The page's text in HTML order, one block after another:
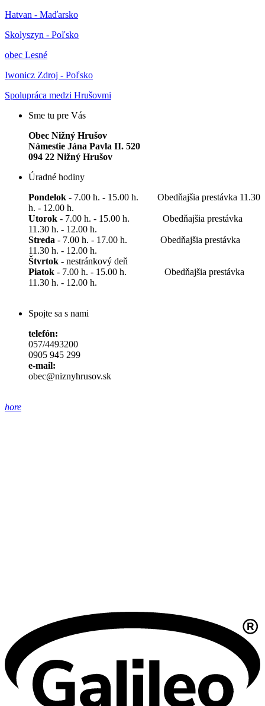
Hatvan - Maďarsko
Skolyszyn - Poľsko
obec Lesné
Iwonicz Zdroj - Poľsko
Spolupráca medzi Hrušovmi
Sme tu pre Vás
Obec Nižný Hrušov
Námestie Jána Pavla II. 520
094 22 Nižný Hrušov
Úradné hodiny
Pondelok - 7.00 h. - 15.00 h. Obedňajšia prestávka 11.30
h. - 12.00 h.
Utorok - 7.00 h. - 15.00 h. Obedňajšia prestávka
11.30 h. - 12.00 h.
Streda - 7.00 h. - 17.00 h. Obedňajšia prestávka
11.30 h. - 12.00 h.
Štvrtok - nestránkový deň
Piatok - 7.00 h. - 15.00 h. Obedňajšia prestávka
11.30 h. - 12.00 h.
Spojte sa s nami
telefón:
057/4493200
0905 945 299
e-mail:
obec@niznyhrusov.sk
hore